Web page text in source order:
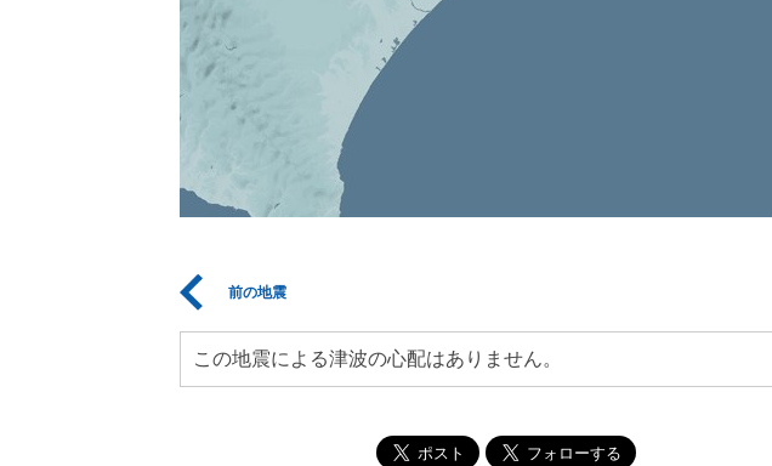
前の地震
この地震による津波の心配はありません。